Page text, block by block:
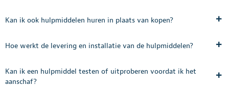
Kan ik ook hulpmiddelen huren in plaats van kopen?
Hoe werkt de levering en installatie van de hulpmiddelen?
Kan ik een hulpmiddel testen of uitproberen voordat ik het
aanschaf?